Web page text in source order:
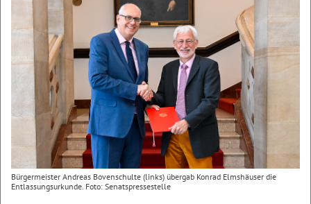
Bürgermeister Andreas Bovenschulte (links) übergab Konrad Elmshäuser die
Entlassungsurkunde. Foto: Senatspressestelle